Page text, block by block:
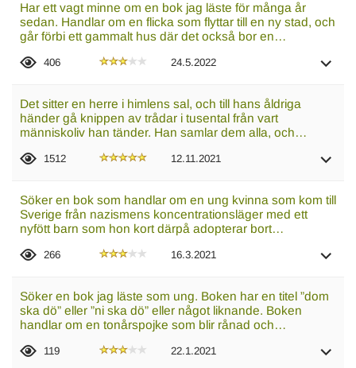
Har ett vagt minne om en bok jag läste för många år
sedan. Handlar om en flicka som flyttar till en ny stad, och
går förbi ett gammalt hus där det också bor en…
406 24.5.2022
Det sitter en herre i himlens sal, och till hans åldriga
händer gå knippen av trådar i tusental från vart
människoliv han tänder. Han samlar dem alla, och…
1512 12.11.2021
Söker en bok som handlar om en ung kvinna som kom till
Sverige från nazismens koncentrationsläger med ett
nyfött barn som hon kort därpå adopterar bort…
266 16.3.2021
Söker en bok jag läste som ung. Boken har en titel ”dom
ska dö” eller ”ni ska dö” eller något liknande. Boken
handlar om en tonårspojke som blir rånad och…
119 22.1.2021